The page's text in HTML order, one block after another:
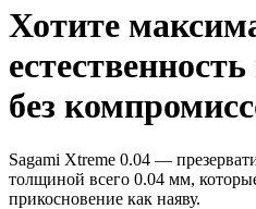
Хотите
без
Sagami Xtreme 0.04 —
толщиной всего 0.04 мм,
прикосновение как наяву.